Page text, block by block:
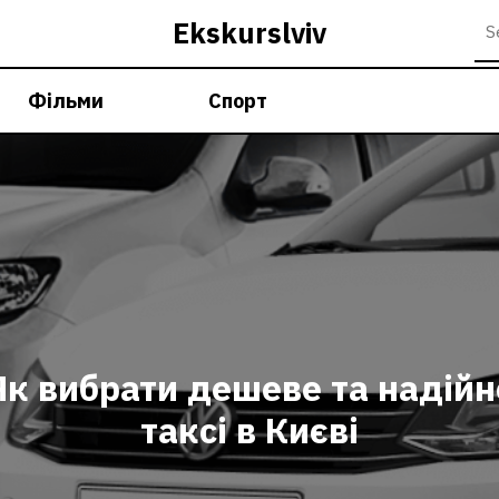
Ekskurslviv
Фільми Спорт
вибрати дешеве та
таксі в Києві